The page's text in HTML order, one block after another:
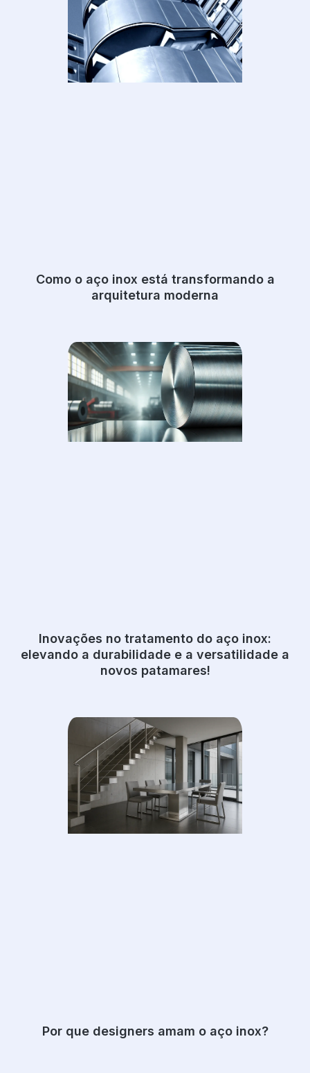
Como o aço inox está transformando a
arquitetura moderna
Inovações no tratamento do aço inox:
elevando a durabilidade e a versatilidade a
novos patamares!
Por que designers amam o aço inox?